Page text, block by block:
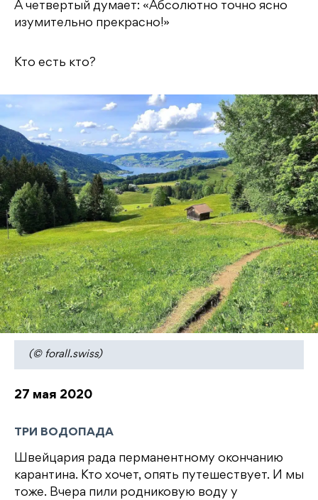
А четвертый думает: «Абсолютно точно ясно
изумительно прекрасно!»
Кто есть кто?
(© forall.swiss)
27 мая 2020
ТРИ ВОДОПАДА
Швейцария рада перманентному окончанию
карантина. Кто хочет, опять путешествует. И мы
тоже. Вчера пили родниковую воду у